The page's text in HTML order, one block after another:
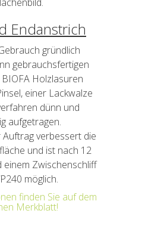
Endanstrich
gründlich
gebrauchsfertigen
Holzlasuren
einer Lackwalze
dünn und
aufgetragen.
verbessert die
und ist nach 12
einem Zwischenschliff
möglich.
finden Sie auf dem
Merkblatt!